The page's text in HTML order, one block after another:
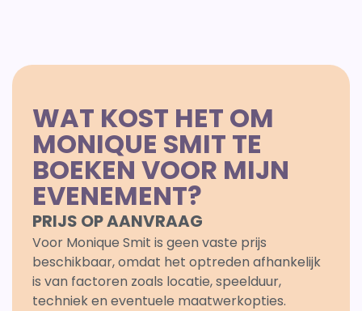
WAT KOST HET OM
MONIQUE SMIT TE
BOEKEN VOOR MIJN
EVENEMENT?
PRIJS OP AANVRAAG
Voor Monique Smit is geen vaste prijs
beschikbaar, omdat het optreden afhankelijk
is van factoren zoals locatie, speelduur,
techniek en eventuele maatwerkopties.